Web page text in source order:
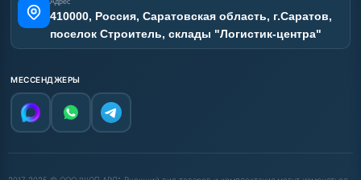
410000, Россия, Саратовская область, г.Саратов,
поселок Строитель, склады "Логистик-центра"
МЕССЕНДЖЕРЫ